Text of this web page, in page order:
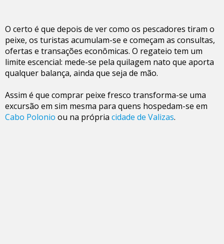
O certo é que depois de ver como os pescadores tiram o
peixe, os turistas acumulam-se e começam as consultas,
ofertas e transações econômicas. O regateio tem um
limite escencial: mede-se pela quilagem nato que aporta
qualquer balança, ainda que seja de mão.
Assim é que comprar peixe fresco transforma-se uma
excursão em sim mesma para quens hospedam-se em
Cabo Polonio ou na própria cidade de Valizas.